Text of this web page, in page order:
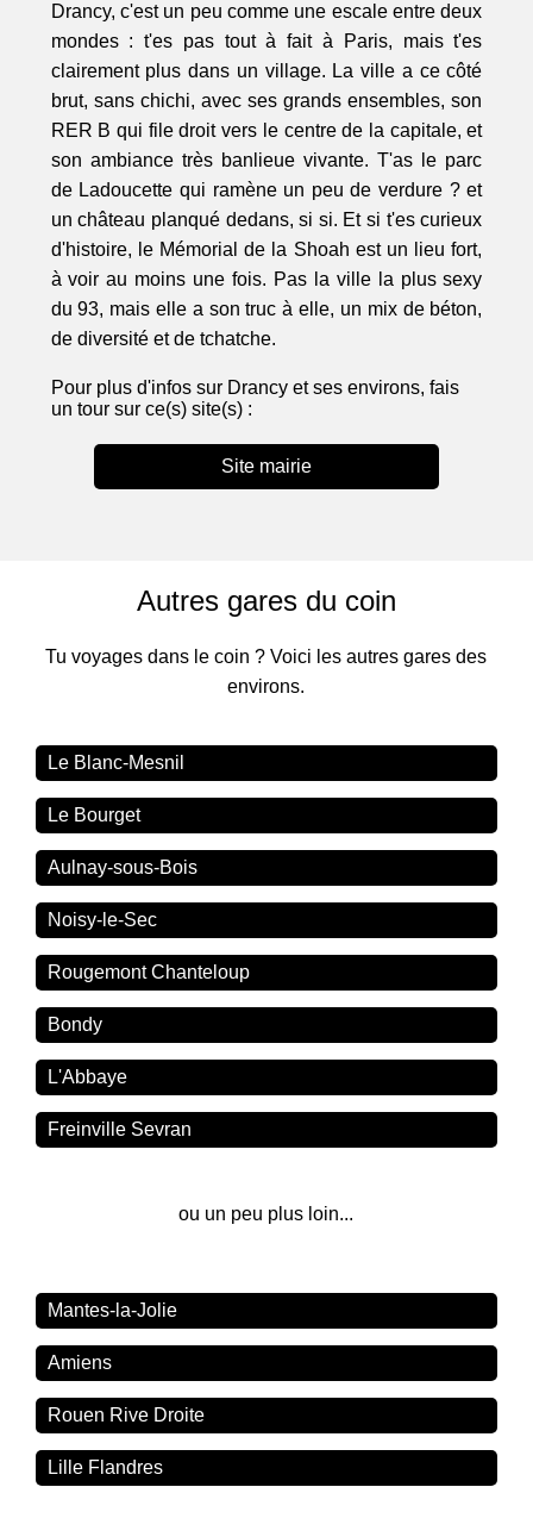
Drancy, c'est un peu comme une escale entre deux
mondes : t'es pas tout à fait à Paris, mais t'es
clairement plus dans un village. La ville a ce côté
brut, sans chichi, avec ses grands ensembles, son
RER B qui file droit vers le centre de la capitale, et
son ambiance très banlieue vivante. T'as le parc
de Ladoucette qui ramène un peu de verdure ? et
un château planqué dedans, si si. Et si t'es curieux
d'histoire, le Mémorial de la Shoah est un lieu fort,
à voir au moins une fois. Pas la ville la plus sexy
du 93, mais elle a son truc à elle, un mix de béton,
de diversité et de tchatche.
Pour plus d'infos sur Drancy et ses environs, fais
un tour sur ce(s) site(s) :
Site mairie
Autres gares du coin
Tu voyages dans le coin ? Voici les autres gares des
environs.
Le Blanc-Mesnil
Le Bourget
Aulnay-sous-Bois
Noisy-le-Sec
Rougemont Chanteloup
Bondy
L'Abbaye
Freinville Sevran
ou un peu plus loin...
Mantes-la-Jolie
Amiens
Rouen Rive Droite
Lille Flandres